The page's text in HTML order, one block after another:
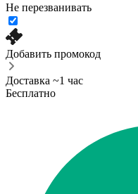
Не перезванивать
Добавить промокод
Доставка ~1 час
Бесплатно